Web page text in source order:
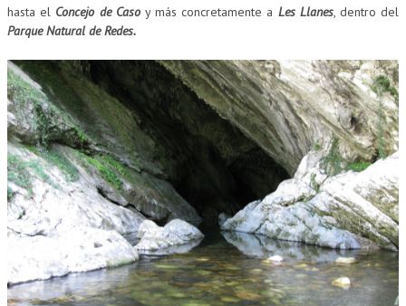
hasta el Concejo de Casoy más concretamente a Les Llanes, dentro del
Parque Natural de Redes.